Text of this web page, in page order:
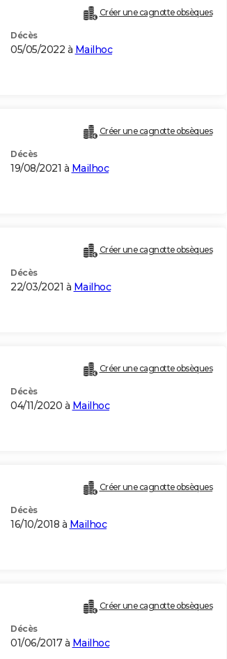
Créer une cagnotte obsèques
Décès
05/05/2022 à Mailhoc
Créer une cagnotte obsèques
Décès
19/08/2021 à Mailhoc
Créer une cagnotte obsèques
Décès
22/03/2021 à Mailhoc
Créer une cagnotte obsèques
Décès
04/11/2020 à Mailhoc
Créer une cagnotte obsèques
Décès
16/10/2018 à Mailhoc
Créer une cagnotte obsèques
Décès
01/06/2017 à Mailhoc